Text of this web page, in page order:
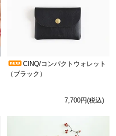
CINQ/コンパクトウォレット
（ブラック）
7,700円(税込)